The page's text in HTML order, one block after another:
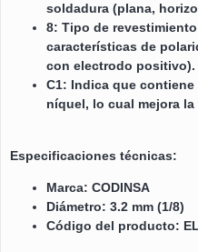
soldadura (plana,
8: Tipo de
características de
con electrodo positivo).
C1: Indica que contiene
níquel, lo cual mejora
Especificaciones técnicas:
Marca: CODINSA
Diámetro: 3.2 mm (1/8)
Código del producto: